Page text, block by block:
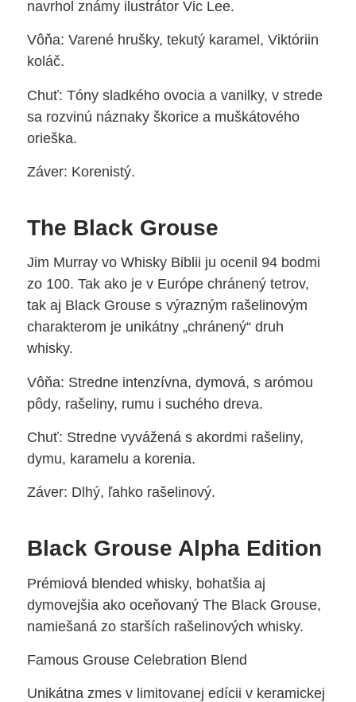
navrhol známy ilustrátor Vic Lee.
Vôňa: Varené hrušky, tekutý karamel, Viktóriin
koláč.
Chuť: Tóny sladkého ovocia a vanilky, v strede
sa rozvinú náznaky škorice a muškátového
orieška.
Záver: Korenistý.
The Black Grouse
Jim Murray vo Whisky Biblii ju ocenil 94 bodmi
zo 100. Tak ako je v Európe chránený tetrov,
tak aj Black Grouse s výrazným rašelinovým
charakterom je unikátny „chránený“ druh
whisky.
Vôňa: Stredne intenzívna, dymová, s arómou
pôdy, rašeliny, rumu i suchého dreva.
Chuť: Stredne vyvážená s akordmi rašeliny,
dymu, karamelu a korenia.
Záver: Dlhý, ľahko rašelinový.
Black Grouse Alpha Edition
Prémiová blended whisky, bohatšia aj
dymovejšia ako oceňovaný The Black Grouse,
namiešaná zo starších rašelinových whisky.
Famous Grouse Celebration Blend
Unikátna zmes v limitovanej edícii v keramickej